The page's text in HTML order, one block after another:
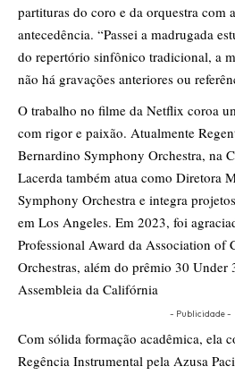
partituras do coro e da orquestra com
antecedência. “Passei a madrugada
do repertório sinfônico tradicional, a
não há gravações anteriores ou
O trabalho no filme da Netflix coroa
com rigor e paixão. Atualmente
Bernardino Symphony Orchestra, na
Lacerda também atua como Diretora
Symphony Orchestra e integra
em Los Angeles. Em 2023, foi
Professional Award da Association of
Orchestras, além do prêmio 30 Under
Assembleia da Califórnia
- Publicidade -
Com sólida formação acadêmica, ela
Regência Instrumental pela Azusa